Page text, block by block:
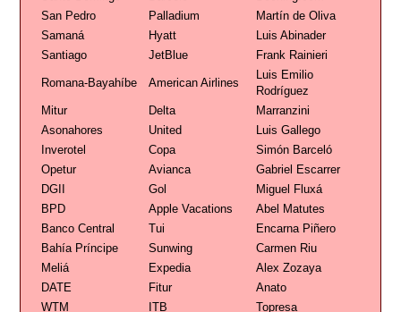
San Pedro
Palladium
Martín de Oliva
Samaná
Hyatt
Luis Abinader
Santiago
JetBlue Frank Rainieri
Romana-Bayahíbe American Airlines
Luis Emilio
Rodríguez
Mitur
Delta
Marranzini
Asonahores
United
Luis Gallego
Inverotel
Copa
Simón Barceló
Opetur
Avianca
Gabriel Escarrer
DGII
Gol
Miguel Fluxá
BPD
Apple Vacations
Abel Matutes
Banco Central
Tui
Encarna Piñero
Bahía Príncipe
Sunwing
Carmen Riu
Meliá
Expedia
Alex Zozaya
DATE
Fitur
Anato
WTM
ITB Topresa